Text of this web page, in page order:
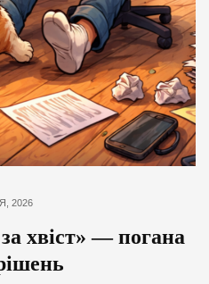
2026
хвіст» — погана